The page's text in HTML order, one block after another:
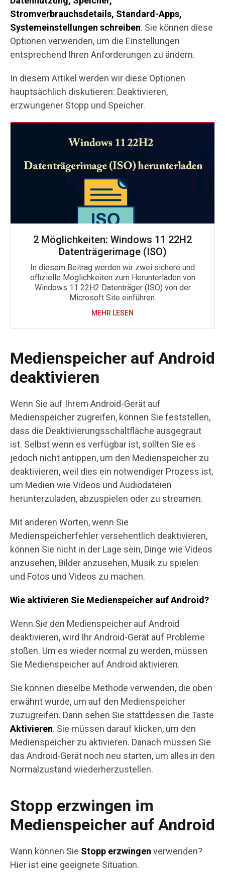
Stromverbrauchsdetails, Standard-Apps,
Systemeinstellungen schreiben. Sie können diese
Optionen verwenden, um die Einstellungen
entsprechend Ihren Anforderungen zu ändern.
In diesem Artikel werden wir diese Optionen
hauptsächlich diskutieren: Deaktivieren,
erzwungener Stopp und Speicher.
2 Möglichkeiten: Windows 11 22H2
Datenträgerimage (ISO)
In diesem Beitrag werden wir zwei sichere und
offizielle Möglichkeiten zum Herunterladen von
Windows 11 22H2 Datenträger (ISO) von der
Microsoft Site einführen.
MEHR LESEN
Medienspeicher auf Android
deaktivieren
Wenn Sie auf Ihrem Android-Gerät auf
Medienspeicher zugreifen, können Sie feststellen,
dass die Deaktivierungsschaltfläche ausgegraut
ist. Selbst wenn es verfügbar ist, sollten Sie es
jedoch nicht antippen, um den Medienspeicher zu
deaktivieren, weil dies ein notwendiger Prozess ist,
um Medien wie Videos und Audiodateien
herunterzuladen, abzuspielen oder zu streamen.
Mit anderen Worten, wenn Sie
Medienspeicherfehler versehentlich deaktivieren,
können Sie nicht in der Lage sein, Dinge wie Videos
anzusehen, Bilder anzusehen, Musik zu spielen
und Fotos und Videos zu machen.
Wie aktivieren Sie Medienspeicher auf Android?
Wenn Sie den Medienspeicher auf Android
deaktivieren, wird Ihr Android-Gerät auf Probleme
stoßen. Um es wieder normal zu werden, müssen
Sie Medienspeicher auf Android aktivieren.
Sie können dieselbe Methode verwenden, die oben
erwähnt wurde, um auf den Medienspeicher
zuzugreifen. Dann sehen Sie stattdessen die Taste
Aktivieren. Sie müssen darauf klicken, um den
Medienspeicher zu aktivieren. Danach müssen Sie
das Android-Gerät noch neu starten, um alles in den
Normalzustand wiederherzustellen.
Stopp erzwingen im
Medienspeicher auf Android
Wann können Sie Stopp erzwingen verwenden?
Hier ist eine geeignete Situation.